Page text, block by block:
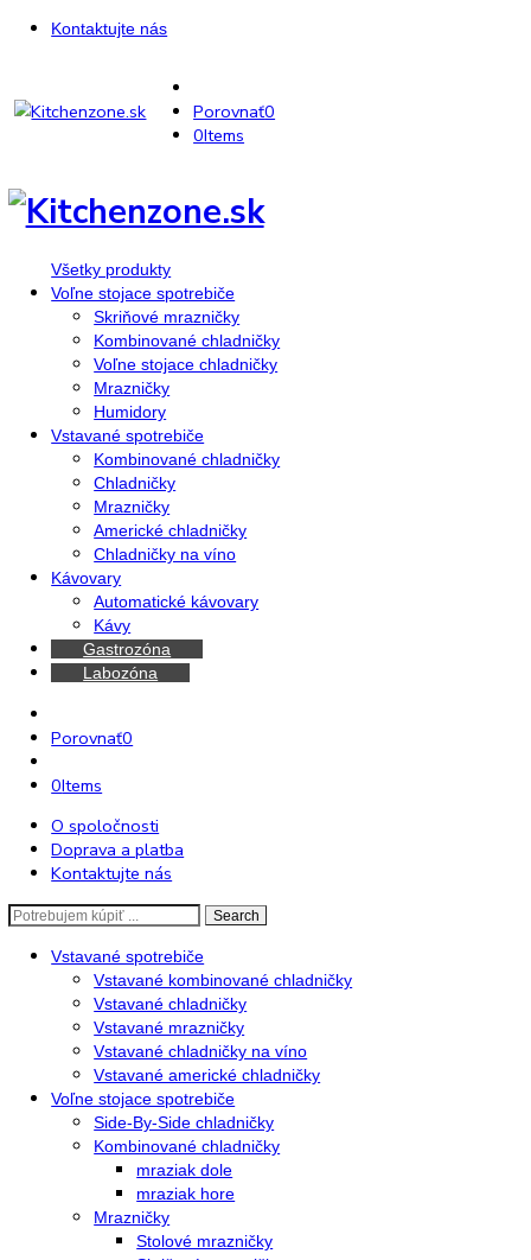
Kontaktujte nás
Porovnať
0Items
Všetky produkty
Voľne stojace spotrebiče
Skriňové mrazničky
Kombinované chladničky
Voľne stojace chladničky
Mrazničky
Humidory
Vstavané spotrebiče
Kombinované chladničky
Chladničky
Mrazničky
Americké chladničky
Chladničky na víno
Kávovary
Automatické kávovary
Labozóna
Porovnať0
0Items
O spoločnosti
Doprava a platba
Kontaktujte nás
Search
Vstavané spotrebiče
Vstavané kombinované chladničky
Vstavané chladničky
Vstavané mrazničky
Vstavané chladničky na víno
Vstavané americké chladničky
Voľne stojace spotrebiče
Side-By-Side chladničky